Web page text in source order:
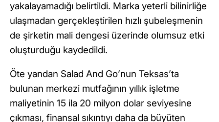
yakalayamadığı belirtildi. Marka yeterli bilinirliğe
ulaşmadan gerçekleştirilen hızlı şubeleşmenin
de şirketin mali dengesi üzerinde olumsuz etki
oluşturduğu kaydedildi.
Öte yandan Salad And Go’nun Teksas’ta
bulunan merkezi mutfağının yıllık işletme
maliyetinin 15 ila 20 milyon dolar seviyesine
çıkması, finansal sıkıntıyı daha da büyüten